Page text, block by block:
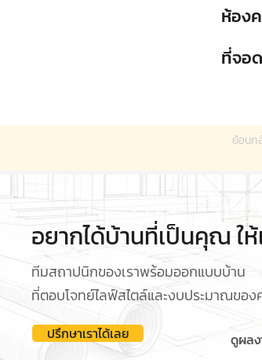
ห้อง
ที่จอ
ย้อนก
อยากได้บ้านที่เป็นคุณ ใ
ทีมสถาปนิกของเราพร้อมออกแบบบ้าน
ที่ตอบโจทย์ไลฟ์สไตล์และงบประมาณขอ
ปรึกษาเราได้เลย ดูผล